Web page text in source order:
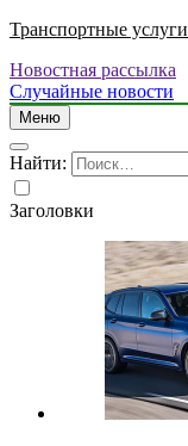
Транспортные услуги
Новостная рассылка
Случайные новости
Меню
Найти:
Заголовки